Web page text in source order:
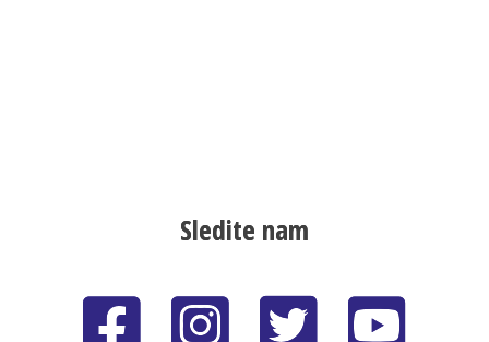
Sledite nam